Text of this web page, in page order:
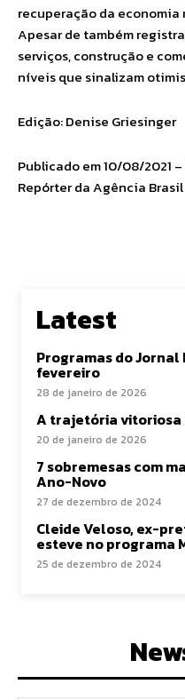
recuperação da
Apesar de também
serviços, construção e
níveis que sinalizam
Edição: Denise Griesinger
Publicado em 10/08/2021 –
Repórter da Agência
Latest
Programas do
fevereiro
28 de janeiro de 2026
A trajetória vitoriosa
20 de janeiro de 2026
7 sobremesas com
Ano-Novo
27 de dezembro de 2024
Cleide Veloso, ex-
esteve no programa
25 de dezembro de 2024